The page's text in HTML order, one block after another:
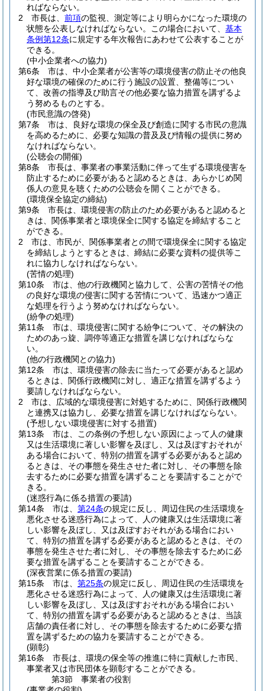
ればならない。
2
市長は、 前項の監視、測定等により明らかになった環境の
状態を公表しなければならない。
この場合において、 基本
条例第12条に規定する年次報告にあわせて公表することが
できる。
(中小企業者への協力)
第6条
市は、中小企業者が公害等の環境侵害の防止その他良
好な環境の確保のために行う施設の設置、整備等につい
て、改善の指導及び助言その他必要な協力措置を講ずるよ
う努めるものとする。
(市民意識の啓発)
第7条
市は、良好な環境の保全及び創造に関する市民の意識
を高めるために、必要な知識の普及及び情報の提供に努め
なければならない。
(公聴会の開催)
第8条
市長は、事業者の事業活動に伴って生ずる環境侵害を
防止するために必要があると認めるときは、あらかじめ関
係人の意見を聴くための公聴会を開くことができる。
(環境保全協定の締結)
第9条
市長は、環境侵害の防止のため必要があると認めると
きは、関係事業者と環境保全に関する協定を締結すること
ができる。
2
市は、市民が、関係事業者との間で環境保全に関する協定
を締結しようとするときは、締結に必要な資料の提供等こ
れに協力しなければならない。
(苦情の処理)
第10条
市は、他の行政機関と協力して、公害の苦情その他
の良好な環境の侵害に関する苦情について、迅速かつ適正
な処理を行うよう努めなければならない。
(紛争の処理)
第11条
市は、環境侵害に関する紛争について、その解決の
ためのあっ旋、調停等適正な措置を講じなければならな
い。
(他の行政機関との協力)
第12条
市は、環境侵害の除去に当たって必要があると認め
るときは、関係行政機関に対し、適正な措置を講ずるよう
要請しなければならない。
2
市は、広域的な環境侵害に対処するために、関係行政機関
と連携又は協力し、必要な措置を講じなければならない。
(予想しない環境侵害に対する措置)
第13条
市は、この条例の予想しない原因によって人の健康
又は生活環境に著しい影響を及ぼし、又は及ぼすおそれが
ある場合において、特別の措置を講ずる必要があると認め
るときは、その事態を発生させた者に対し、その事態を除
去するために必要な措置を講ずることを要請することがで
きる。
(迷惑行為に係る措置の要請)
第14条
市は、 第24条の規定に反し、周辺住民の生活環境を
悪化させる迷惑行為によって、人の健康又は生活環境に著
しい影響を及ぼし、又は及ぼすおそれがある場合におい
て、特別の措置を講ずる必要があると認めるときは、その
事態を発生させた者に対し、その事態を除去するために必
要な措置を講ずることを要請することができる。
(深夜営業に係る措置の要請)
第15条
市は、 第25条の規定に反し、周辺住民の生活環境を
悪化させる迷惑行為によって、人の健康又は生活環境に著
しい影響を及ぼし、又は及ぼすおそれがある場合におい
て、特別の措置を講ずる必要があると認めるときは、当該
店舗の責任者に対し、その事態を除去するために必要な措
置を講ずるための協力を要請することができる。
(顕彰)
第16条
市長は、環境の保全等の推進に特に貢献した市民、
事業者又は市民団体を顕彰することができる。
第3節
事業者の役割